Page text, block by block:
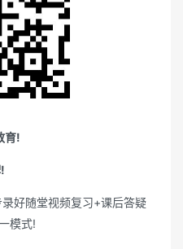
育!
好随堂视频复习+课后答疑
模式!